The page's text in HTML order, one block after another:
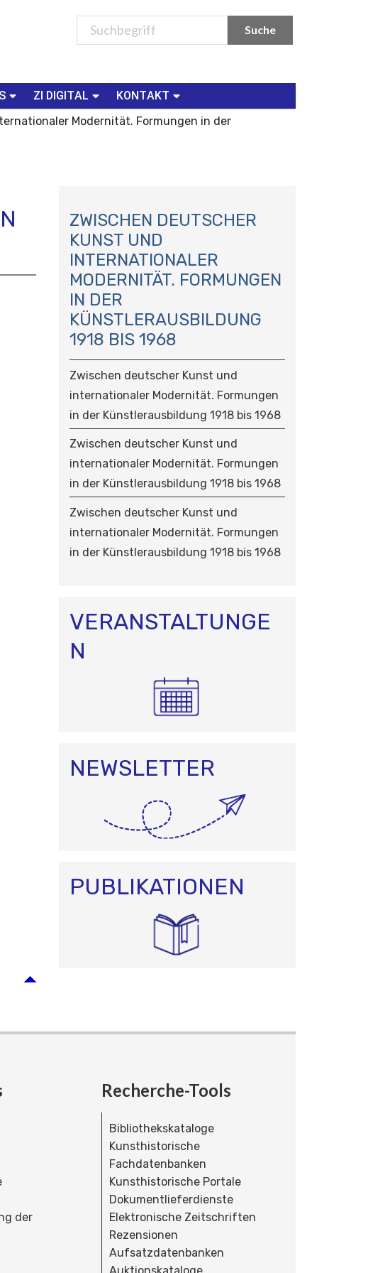
ZI DIGITAL
KONTAKT
Modernität. Formungen in der
A
V
I
G
A
T
I
O
N
ZWISCHEN DEUTSCHER
KUNST UND
INTERNATIONALER
MODERNITÄT. FORMUNGEN
IN DER
KÜNSTLERAUSBILDUNG
1918 BIS 1968
Zwischen deutscher Kunst und
internationaler Modernität. Formungen
in der Künstlerausbildung 1918 bis 1968
Zwischen deutscher Kunst und
internationaler Modernität. Formungen
in der Künstlerausbildung 1918 bis 1968
Zwischen deutscher Kunst und
internationaler Modernität. Formungen
in der Künstlerausbildung 1918 bis 1968
VERANSTALTUNGE
N
NEWSLETTER
PUBLIKATIONEN
der
Recherche-Tools
Bibliothekskataloge
Kunsthistorische
Fachdatenbanken
Kunsthistorische Portale
Dokumentlieferdienste
Elektronische Zeitschriften
Rezensionen
Aufsatzdatenbanken